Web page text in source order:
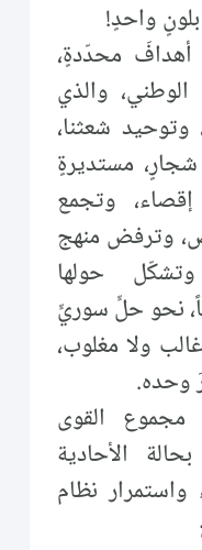
واحدٍ!
أهدافَ محدّدةٍ،
والذي
وتوحيد شعثنا،
شجارٍ، مستديرةٍ
وتجمع
وترفض منهج
حولها
نحو حلٍّ سوريٍّ
ولا مغلوب،
وحده.
القوى
الأحادية
واستمرار نظام